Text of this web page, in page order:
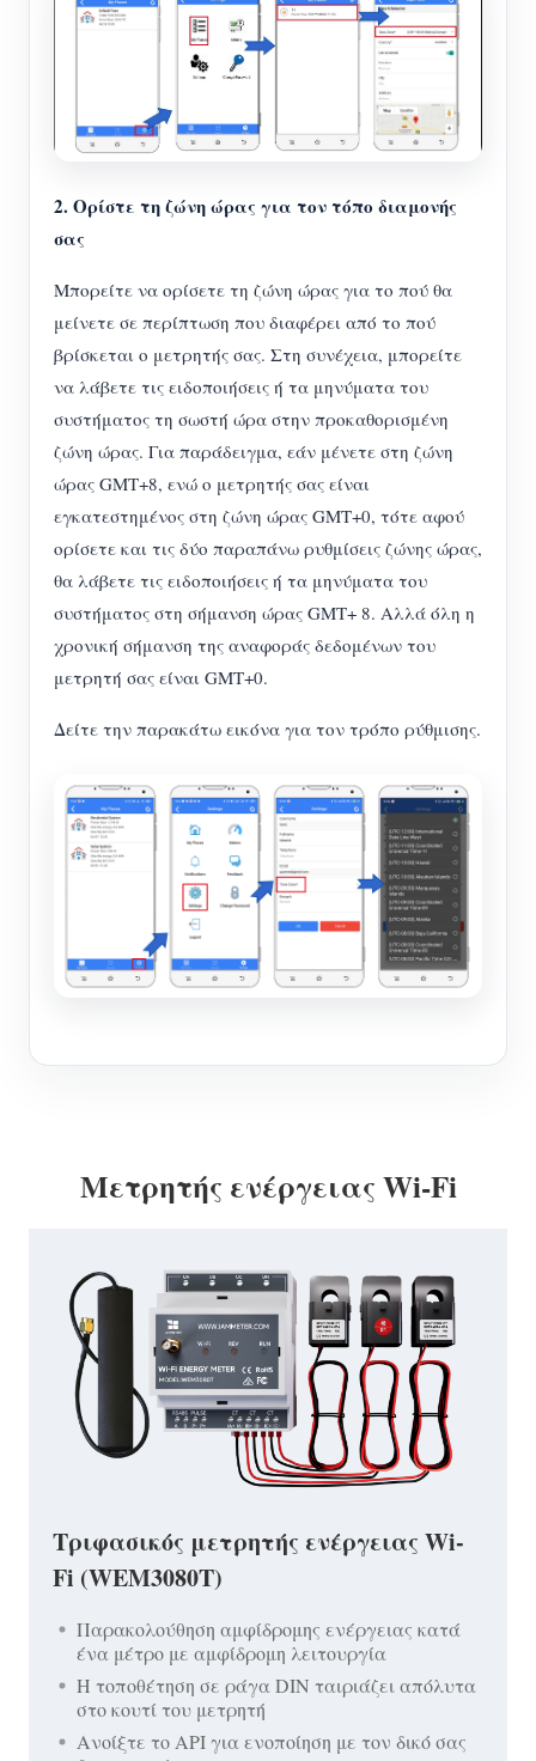
Επιτηρητής ενέργειας ηλιακού φωτοβολταϊκού
Παρακολούθηση Χρήσης Ηλεκτρικής Ενέργειας
Οικιακός αυτοματισμός
Κατάστημα
Γρήγορη εκκίνηση προϊόντος
Νέα
Blogs
Κοινότητα
Προγραμματιστής
Πρόγραμμα επιβράβευσης
Σχετικά με εμάς
2. Ορίστε τη ζώνη ώρας για τον τόπο διαμονής
σας
Μπορείτε να ορίσετε τη ζώνη ώρας για το πού θα
μείνετε σε περίπτωση που διαφέρει από το πού
βρίσκεται ο μετρητής σας. Στη συνέχεια, μπορείτε
να λάβετε τις ειδοποιήσεις ή τα μηνύματα του
συστήματος τη σωστή ώρα στην προκαθορισμένη
ζώνη ώρας. Για παράδειγμα, εάν μένετε στη ζώνη
ώρας GMT+8, ενώ ο μετρητής σας είναι
εγκατεστημένος στη ζώνη ώρας GMT+0, τότε αφού
ορίσετε και τις δύο παραπάνω ρυθμίσεις ζώνης ώρας,
θα λάβετε τις ειδοποιήσεις ή τα μηνύματα του
συστήματος στη σήμανση ώρας GMT+ 8. Αλλά όλη η
χρονική σήμανση της αναφοράς δεδομένων του
μετρητή σας είναι GMT+0.
Δείτε την παρακάτω εικόνα για τον τρόπο ρύθμισης.
Μετρητής ενέργειας Wi-Fi
Τριφασικός μετρητής ενέργειας Wi-
Fi (WEM3080T)
Παρακολούθηση αμφίδρομης ενέργειας κατά
ένα μέτρο με αμφίδρομη λειτουργία
Η τοποθέτηση σε ράγα DIN ταιριάζει απόλυτα
στο κουτί του μετρητή
Ανοίξτε το API για ενοποίηση με τον δικό σας